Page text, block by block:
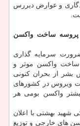
و عوارض دیررس
پروسه ساخت واکسن
ضرورت سرمایه گذاری
ساخت واکسن موثر و
بشر از بحران کنونی
ویروس در کشورهای
واکسن بومی هر
شهید بهشتی با اعلان
های خارجی و توزیع